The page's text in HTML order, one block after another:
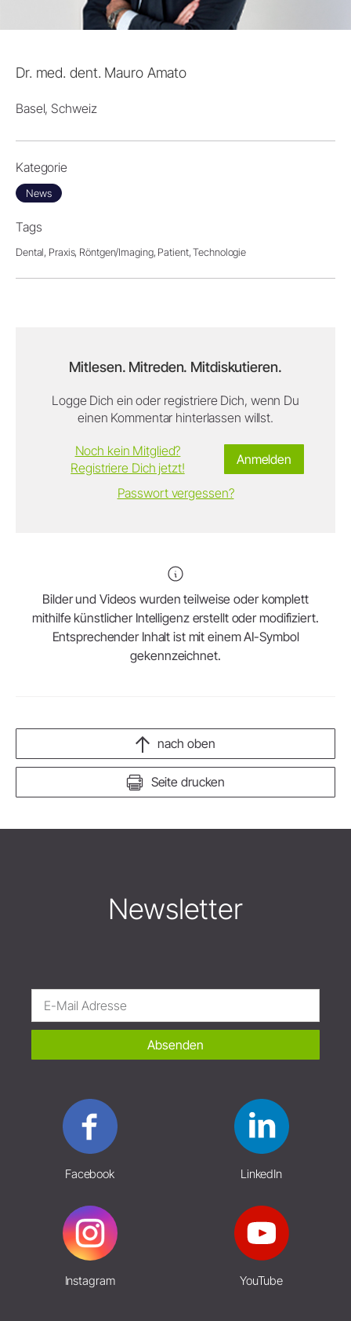
Dr. med. dent. Mauro Amato
Basel, Schweiz
Kategorie
News
Tags
Dental, Praxis, Röntgen/Imaging, Patient, Technologie
Mitlesen. Mitreden. Mitdiskutieren.
Logge Dich ein oder registriere Dich, wenn Du
einen Kommentar hinterlassen willst.
Anmelden
Noch kein Mitglied?
Registriere Dich jetzt!
Passwort vergessen?
Bilder und Videos wurden teilweise oder komplett
mithilfe künstlicher Intelligenz erstellt oder modifiziert.
Entsprechender Inhalt ist mit einem AI-Symbol
gekennzeichnet.
Seite drucken
nach oben
Newsletter
Absenden
Facebook LinkedIn
Instagram YouTube